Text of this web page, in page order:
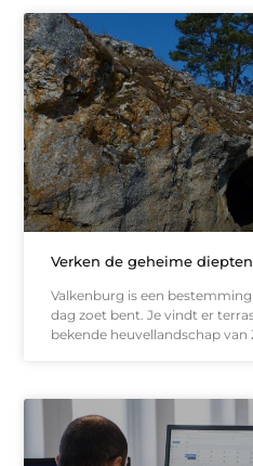
Verken de geheime
Valkenburg is een
dag zoet bent. Je vindt er
bekende heuvellandschap